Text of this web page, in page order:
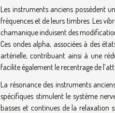
Les instruments anciens possèdent
fréquences et de leurs timbres. Les
chamanique induisent des
Ces ondes alpha, associées à des
artérielle, contribuant ainsi à une
facilite également le recentrage de
La résonance des instruments
spécifiques stimulent le système
basses et continues de la relaxation